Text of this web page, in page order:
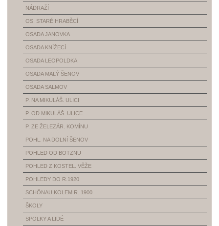
NÁDRAŽÍ
OS. STARÉ HRABĚCÍ
OSADA JANOVKA
OSADA KNÍŽECÍ
OSADA LEOPOLDKA
OSADA MALÝ ŠENOV
OSADA SALMOV
P. NA MIKULÁŠ. ULICI
P. OD MIKULÁŠ. ULICE
P. ZE ŽELEZÁR. KOMÍNU
POHL. NA DOLNÍ ŠENOV
POHLED OD BOTZNU
POHLED Z KOSTEL. VĚŽE
POHLEDY DO R.1920
SCHÖNAU KOLEM R. 1900
ŠKOLY
SPOLKY A LIDÉ